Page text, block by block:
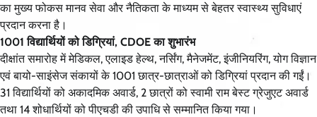
का मुख्य फोकस मानव सेवा और नैतिकता के माध्यम से बेहतर स्वास्थ्य सुविधाएं
प्रदान करना है।
1001 विद्यार्थियों को डिग्रियां, CDOE का शुभारंभ
दीक्षांत समारोह में मेडिकल, एलाइड हेल्थ, नर्सिंग, मैनेजमेंट, इंजीनियरिंग, योग विज्ञान
एवं बायो-साइंसेज संकायों के 1001 छात्र-छात्राओं को डिग्रियां प्रदान की गईं।
31 विद्यार्थियों को अकादमिक अवार्ड, 2 छात्रों को स्वामी राम बेस्ट ग्रेजुएट अवार्ड
तथा 14 शोधार्थियों को पीएचडी की उपाधि से सम्मानित किया गया।